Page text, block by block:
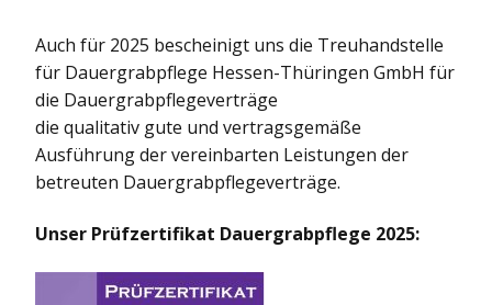
Auch für 2025 bescheinigt uns die Treuhandstelle
für Dauergrabpflege Hessen-Thüringen GmbH für
die Dauergrabpflegeverträge
die qualitativ gute und vertragsgemäße
Ausführung der vereinbarten Leistungen der
betreuten Dauergrabpflegeverträge.
Unser Prüfzertifikat Dauergrabpflege 2025: